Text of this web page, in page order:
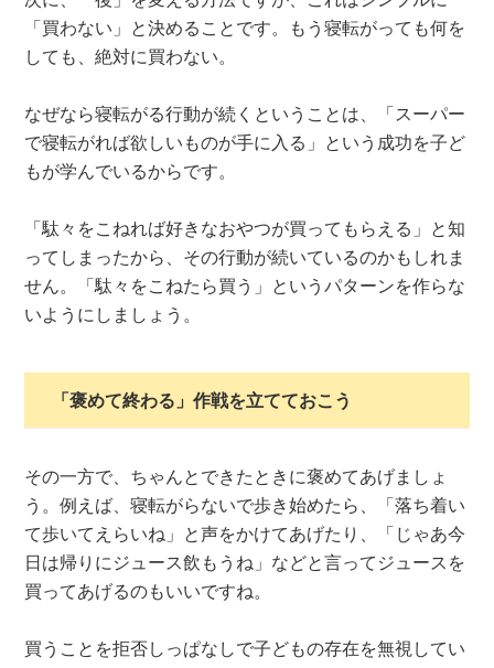
「買わない」と決めることです。もう寝転がっても何を
しても、絶対に買わない。
なぜなら寝転がる行動が続くということは、「スーパー
で寝転がれば欲しいものが手に入る」という成功を子ど
もが学んでいるからです。
「駄々をこねれば好きなおやつが買ってもらえる」と知
ってしまったから、その行動が続いているのかもしれま
せん。「駄々をこねたら買う」というパターンを作らな
いようにしましょう。
「褒めて終わる」作戦を立てておこう
その一方で、ちゃんとできたときに褒めてあげましょ
う。例えば、寝転がらないで歩き始めたら、「落ち着い
て歩いてえらいね」と声をかけてあげたり、「じゃあ今
日は帰りにジュース飲もうね」などと言ってジュースを
買ってあげるのもいいですね。
買うことを拒否しっぱなしで子どもの存在を無視してい